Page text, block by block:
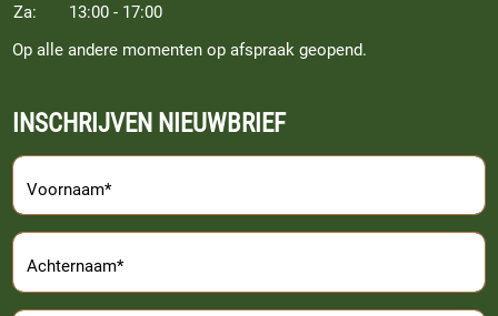
Za:
13:00 - 17:00
Op alle andere momenten op afspraak geopend.
INSCHRIJVEN NIEUWBRIEF
Voornaam*
Achternaam*